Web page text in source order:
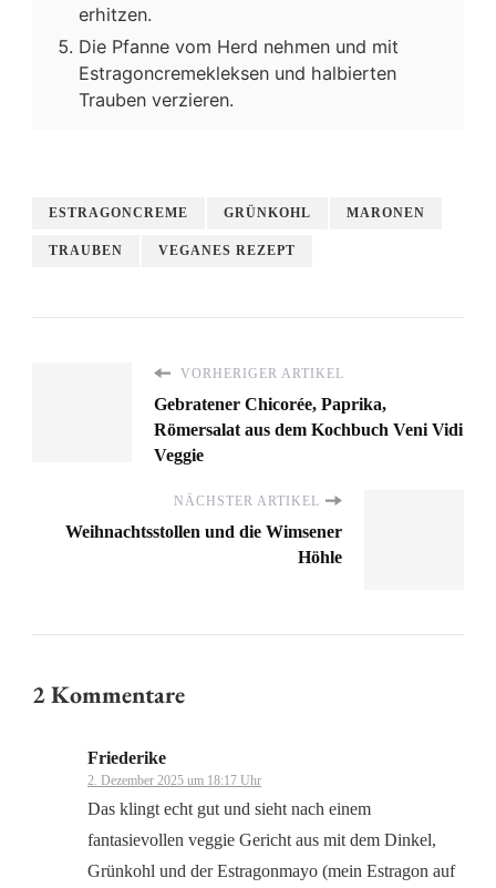
erhitzen.
Die Pfanne vom Herd nehmen und mit
Estragoncremekleksen und halbierten
Trauben verzieren.
ESTRAGONCREME GRÜNKOHL MARONEN
TRAUBEN VEGANES REZEPT
VORHERIGER ARTIKEL
Gebratener Chicorée, Paprika,
Römersalat aus dem Kochbuch Veni Vidi
Veggie
NÄCHSTER ARTIKEL
Weihnachtsstollen und die Wimsener
Höhle
2 Kommentare
Friederike
2. Dezember 2025 um 18:17 Uhr
Das klingt echt gut und sieht nach einem
fantasievollen veggie Gericht aus mit dem Dinkel,
Grünkohl und der Estragonmayo (mein Estragon auf